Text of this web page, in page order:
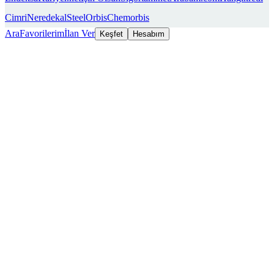
CimriNeredekalSteelOrbisChemorbis
AraFavorilerimİlan Ver Keşfet Hesabım